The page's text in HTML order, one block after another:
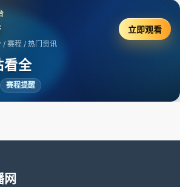
/ 赛程 / 热门资讯
看全
赛程提醒
立即观看
网